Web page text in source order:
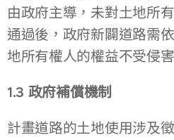
由政府主導，未對土地所
通過後，政府新闢道路需
地所有權人的權益不受侵害
1.3 政府補償機制
計畫道路的土地使用涉及